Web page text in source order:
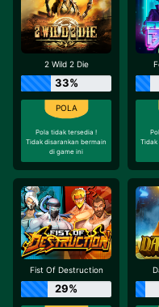
2 Wild 2 Die
33%
Pola tidak tersedia !
Tidak disarankan bermain
di game ini
Tidak
Fist Of Destruction
29%